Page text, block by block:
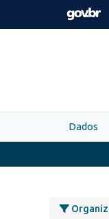
Skip to main content
Dados